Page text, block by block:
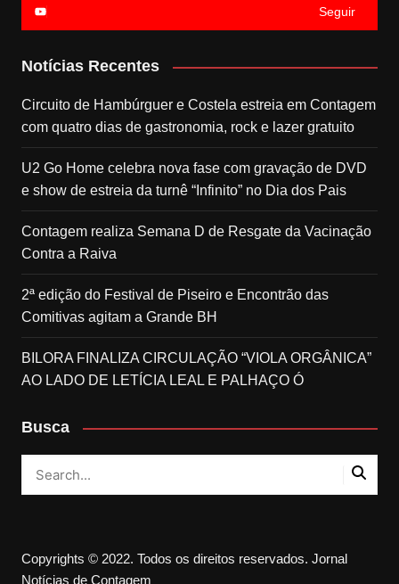
Seguir
Notícias Recentes
Circuito de Hambúrguer e Costela estreia em Contagem
com quatro dias de gastronomia, rock e lazer gratuito
U2 Go Home celebra nova fase com gravação de DVD
e show de estreia da turnê “Infinito” no Dia dos Pais
Contagem realiza Semana D de Resgate da Vacinação
Contra a Raiva
2ª edição do Festival de Piseiro e Encontrão das
Comitivas agitam a Grande BH
BILORA FINALIZA CIRCULAÇÃO “VIOLA ORGÂNICA”
AO LADO DE LETÍCIA LEAL E PALHAÇO Ó
Busca
Copyrights © 2022. Todos os direitos reservados. Jornal
Notícias de Contagem